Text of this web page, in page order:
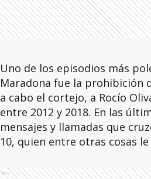
Uno de los episodios más
Maradona fue la prohibición
a cabo el cortejo, a Rocío
entre 2012 y 2018. En las
mensajes y llamadas que
10, quien entre otras cosas
Ads